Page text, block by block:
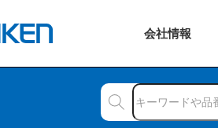
会社情報